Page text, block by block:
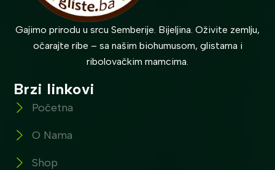
Gajimo prirodu u srcu Semberije. Bijeljina. Oživite zemlju,
očarajte ribe – sa našim biohumusom, glistama i
ribolovačkim mamcima.
Brzi linkovi
Početna
O Nama
Shop